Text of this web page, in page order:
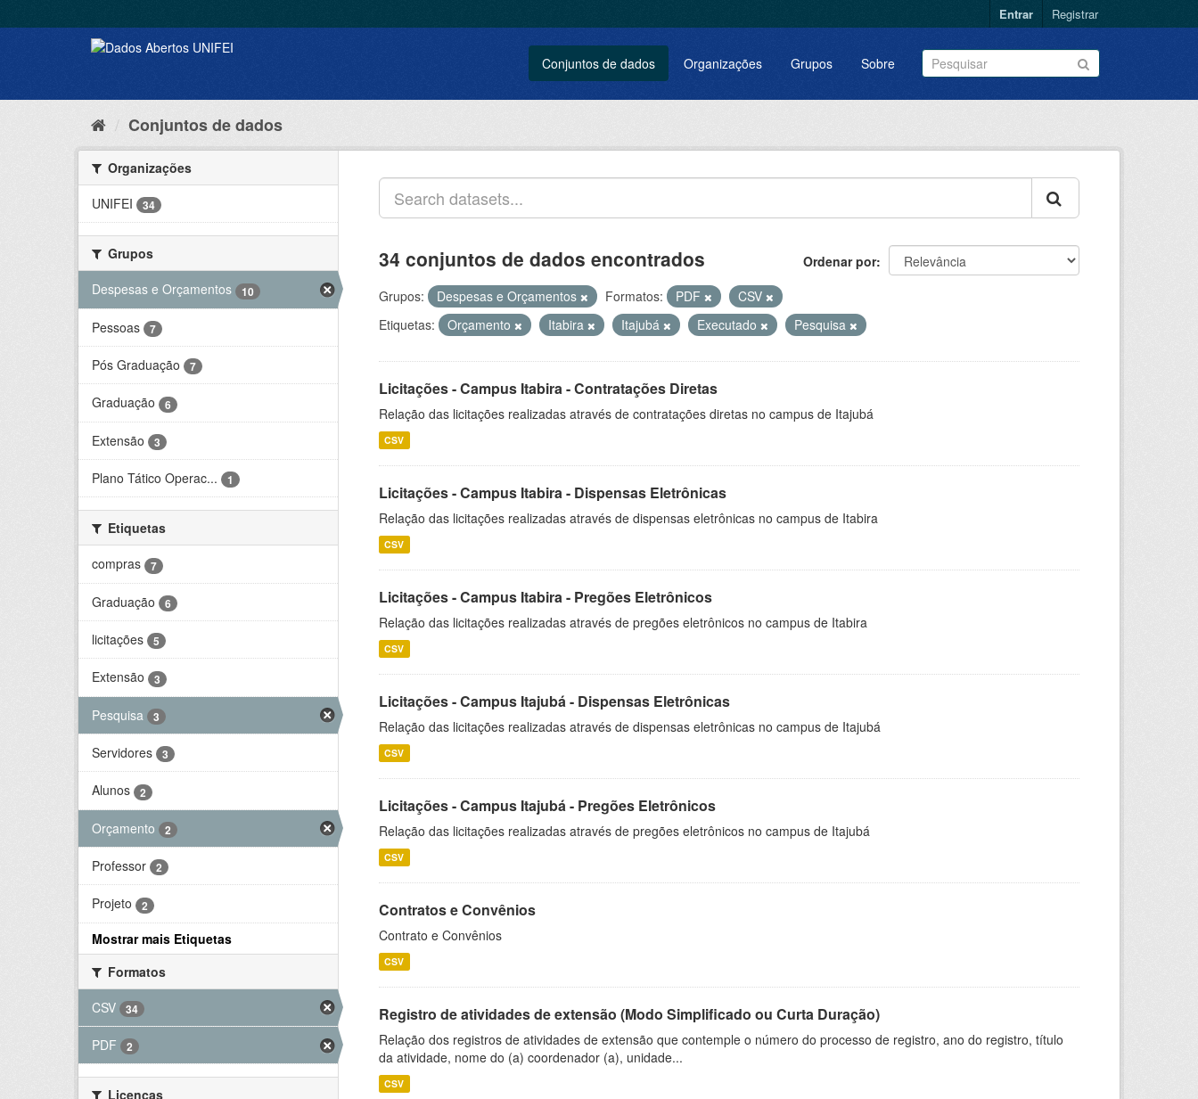
Entrar Registrar
Conjuntos de dados Organizações Grupos Sobre
Conjuntos de dados
Organizações
UNIFEI
34
Grupos
Despesas e Orçamentos
10
Pessoas 7
Pós Graduação 7
Graduação 6
Extensão 3
Plano Tático Operac... 1
Etiquetas
compras
7
Graduação 6
licitações 5
Extensão 3
Pesquisa 3
Servidores 3
Alunos 2
Orçamento 2
Professor 2
Projeto 2
Mostrar mais Etiquetas
Formatos
CSV
34
PDF 2
Licenças
Ordenar por
34 conjuntos de dados encontrados
Grupos: Despesas e Orçamentos Formatos: PDF
CSV
Etiquetas:
Orçamento Itabira Itajubá Executado Pesquisa
Licitações - Campus Itabira - Contratações Diretas
Relação das licitações realizadas através de contratações diretas no campus de Itajubá
CSV
Licitações - Campus Itabira - Dispensas Eletrônicas
Relação das licitações realizadas através de dispensas eletrônicas no campus de Itabira
CSV
Licitações - Campus Itabira - Pregões Eletrônicos
Relação das licitações realizadas através de pregões eletrônicos no campus de Itabira
CSV
Licitações - Campus Itajubá - Dispensas Eletrônicas
Relação das licitações realizadas através de dispensas eletrônicas no campus de Itajubá
CSV
Licitações - Campus Itajubá - Pregões Eletrônicos
Relação das licitações realizadas através de pregões eletrônicos no campus de Itajubá
CSV
Contratos e Convênios
Contrato e Convênios
CSV
Registro de atividades de extensão (Modo Simplificado ou Curta Duração)
Relação dos registros de atividades de extensão que contemple o número do processo de registro, ano do registro, título
da atividade, nome do (a) coordenador (a), unidade...
CSV